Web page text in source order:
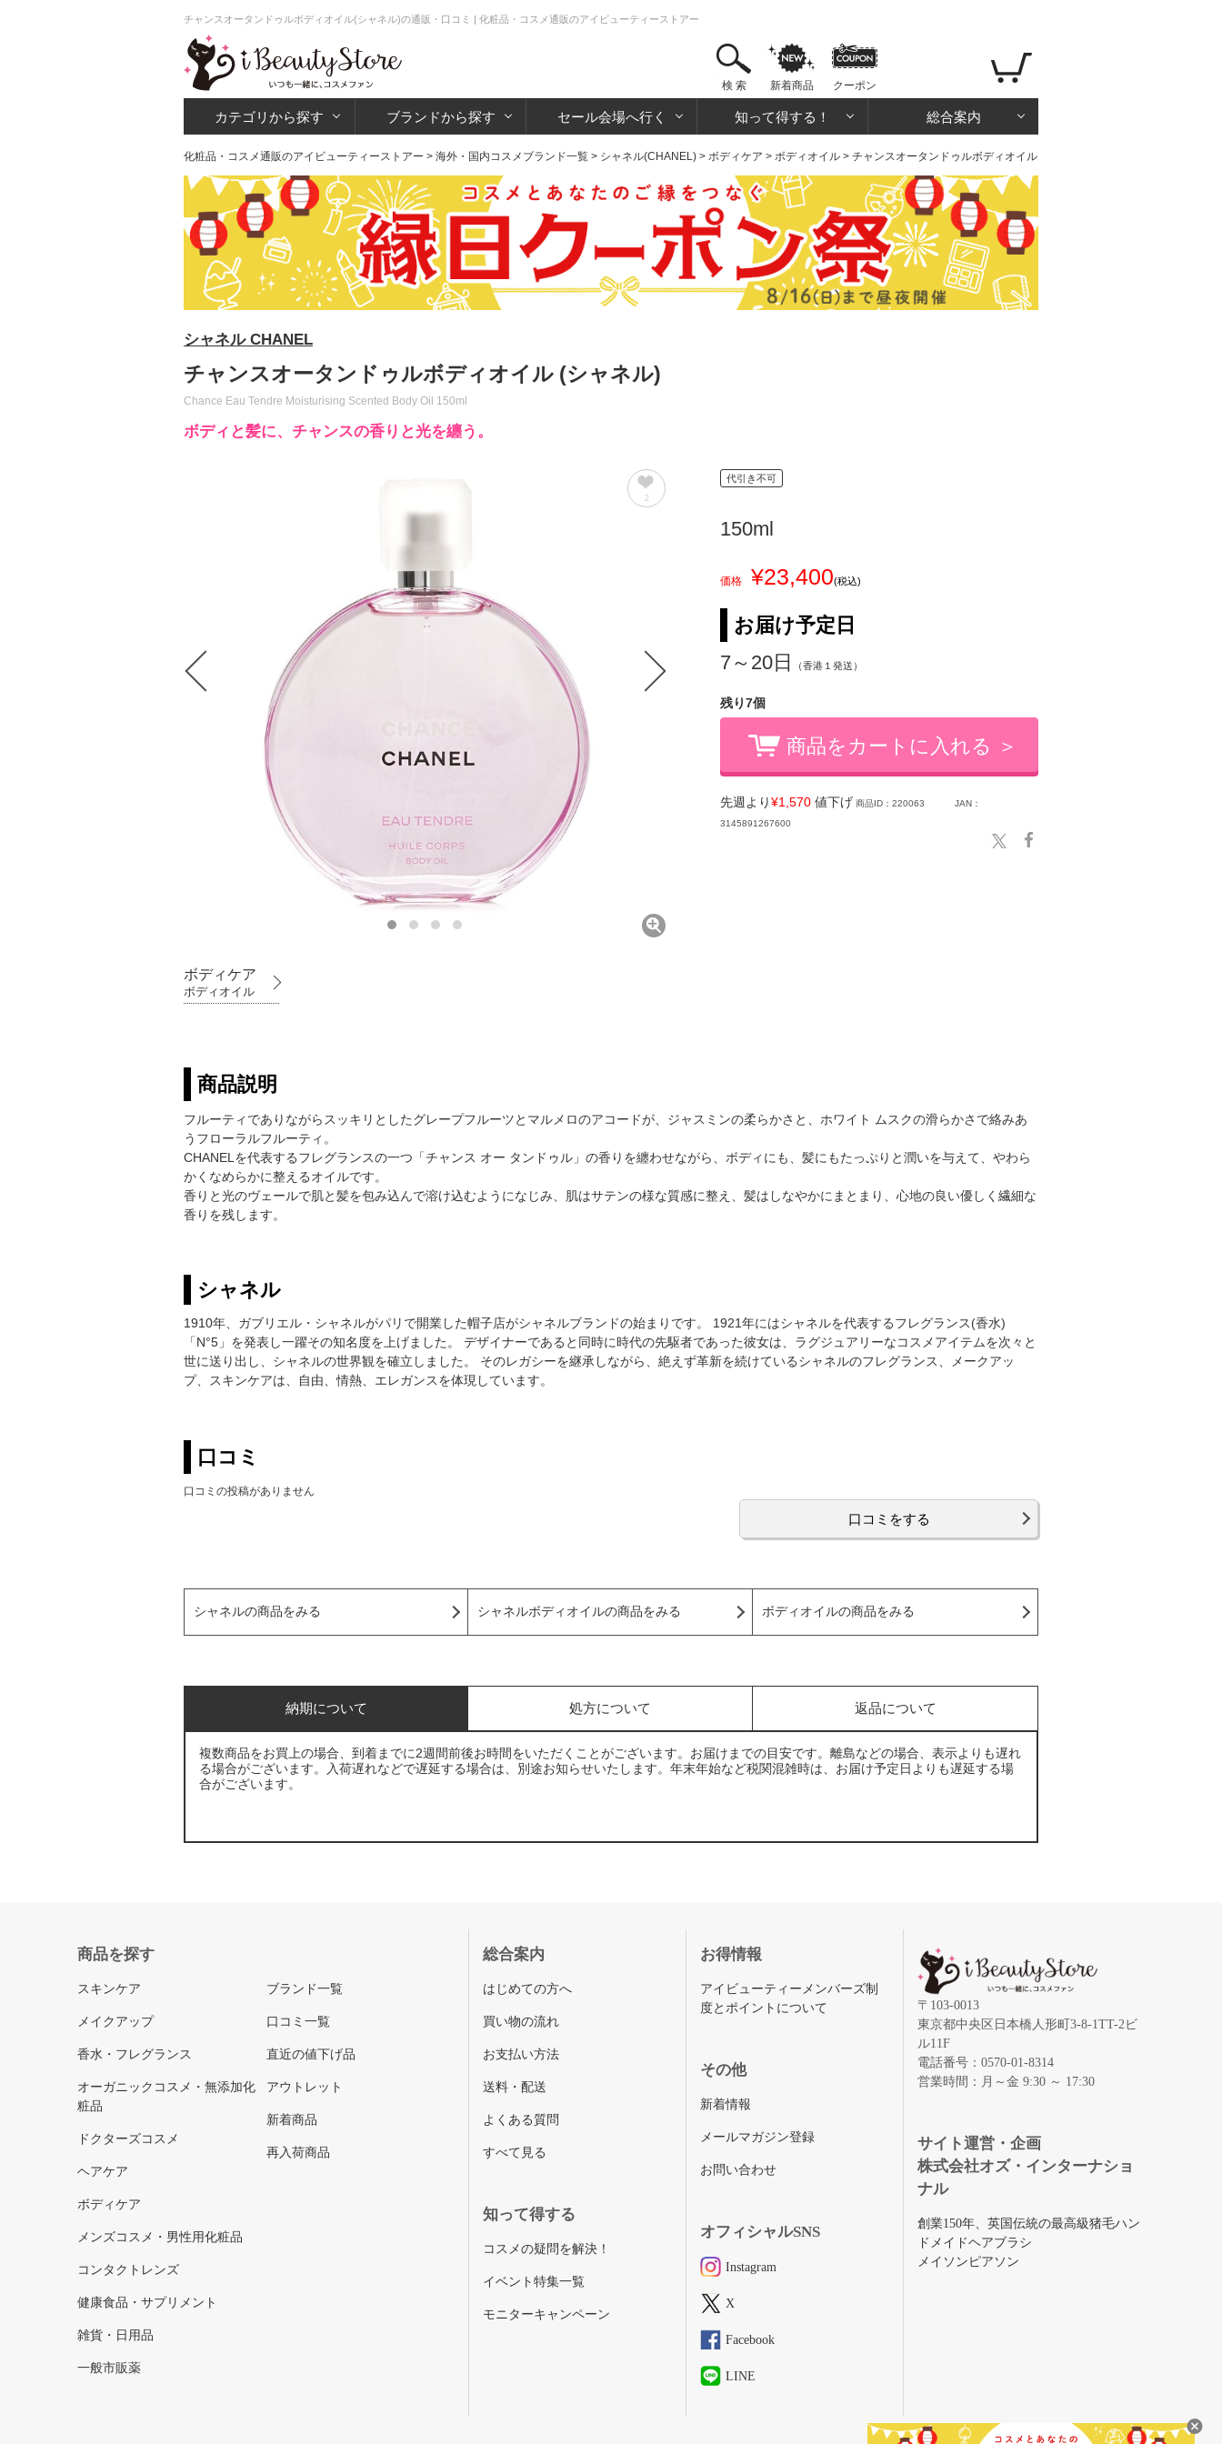
チャンスオータンドゥルボディオイル(シャネル)の通販・口コミ | 化粧品・コスメ通販のアイビューティーストアー
検 索 新着商品 クーポン
カテゴリから探す ブランドから探す セール会場へ行く 知って得する！ 総合案内
化粧品・コスメ通販のアイビューティーストアー > 海外・国内コスメブランド一覧 > シャネル(CHANEL) > ボディケア > ボディオイル > チャンスオータンドゥルボディオイル
シャネル CHANEL
チャンスオータンドゥルボディオイル (シャネル)
Chance Eau Tendre Moisturising Scented Body Oil 150ml
ボディと髪に、チャンスの香りと光を纏う。
2
ボディケア
ボディオイル
代引き不可
150ml
価格 ¥23,400(税込)
お届け予定日
7～20日
（香港１発送）
残り7個
商品をカートに入れる ＞
先週より ¥1,570 値下げ 商品ID：220063
JAN：
3145891267600
商品説明
フルーティでありながらスッキリとしたグレープフルーツとマルメロのアコードが、ジャスミンの柔らかさと、ホワイト ムスクの滑らかさで絡みあ
うフローラルフルーティ。
CHANELを代表するフレグランスの一つ「チャンス オー タンドゥル」の香りを纏わせながら、ボディにも、髪にもたっぷりと潤いを与えて、やわら
かくなめらかに整えるオイルです。
香りと光のヴェールで肌と髪を包み込んで溶け込むようになじみ、肌はサテンの様な質感に整え、髪はしなやかにまとまり、心地の良い優しく繊細な
香りを残します。
シャネル
1910年、ガブリエル・シャネルがパリで開業した帽子店がシャネルブランドの始まりです。 1921年にはシャネルを代表するフレグランス(香水)
「N°5」を発表し一躍その知名度を上げました。 デザイナーであると同時に時代の先駆者であった彼女は、ラグジュアリーなコスメアイテムを次々と
世に送り出し、シャネルの世界観を確立しました。 そのレガシーを継承しながら、絶えず革新を続けているシャネルのフレグランス、メークアッ
プ、スキンケアは、自由、情熱、エレガンスを体現しています。
口コミ
口コミの投稿がありません
口コミをする
シャネルの商品をみる シャネルボディオイルの商品をみる ボディオイルの商品をみる
納期について 処方について 返品について
複数商品をお買上の場合、到着までに2週間前後お時間をいただくことがございます。お届けまでの目安です。離島などの場合、表示よりも遅れ
る場合がございます。入荷遅れなどで遅延する場合は、別途お知らせいたします。年末年始など税関混雑時は、お届け予定日よりも遅延する場
合がございます。
商品を探す
スキンケア
メイクアップ
香水・フレグランス
オーガニックコスメ・無添加化
粧品
ドクターズコスメ
ヘアケア
ボディケア
メンズコスメ・男性用化粧品
コンタクトレンズ
健康食品・サプリメント
雑貨・日用品
一般市販薬
ブランド一覧
口コミ一覧
直近の値下げ品
アウトレット
新着商品
再入荷商品
総合案内
はじめての方へ
買い物の流れ
お支払い方法
送料・配送
よくある質問
すべて見る
知って得する
コスメの疑問を解決！
イベント特集一覧
モニターキャンペーン
お得情報
アイビューティーメンバーズ制
度とポイントについて
その他
新着情報
メールマガジン登録
お問い合わせ
オフィシャルSNS
Instagram
X
Facebook
LINE
〒103-0013
東京都中央区日本橋人形町3-8-1TT-2ビ
ル11F
電話番号：0570-01-8314
営業時間：月～金 9:30 ～ 17:30
サイト運営・企画
株式会社オズ・インターナショ
ナル
創業150年、英国伝統の最高級猪毛ハン
ドメイドヘアブラシ
メイソンピアソン